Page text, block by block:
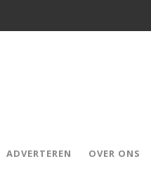
ADVERTEREN OVER ONS